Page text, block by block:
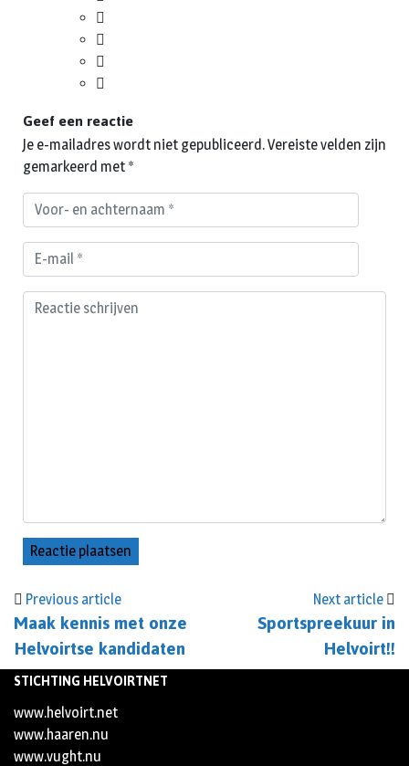
Previous article
Maak kennis met onze
Helvoirtse kandidaten
Next article
Sportspreekuur in
Helvoirt!!
Geef een reactie
Je e-mailadres wordt niet gepubliceerd.Vereiste velden zijn
gemarkeerd met *
STICHTING HELVOIRTNET
www.helvoirt.net
www.haaren.nu
www.vught.nu